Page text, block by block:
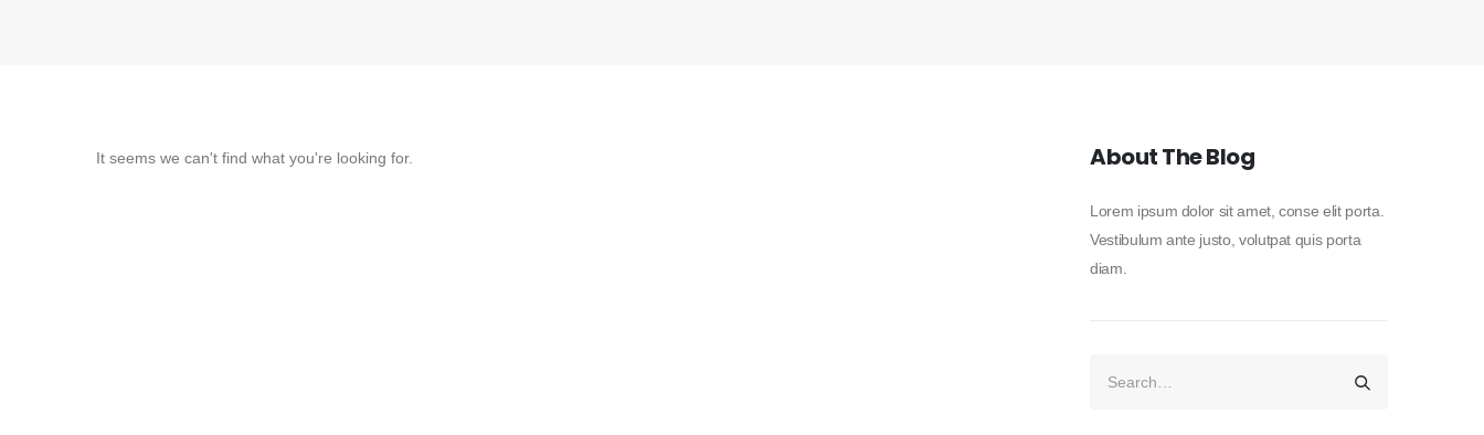
It seems we can't find what you're looking for. About The Blog
Lorem ipsum dolor sit amet, conse elit porta.
Vestibulum ante justo, volutpat quis porta
diam.